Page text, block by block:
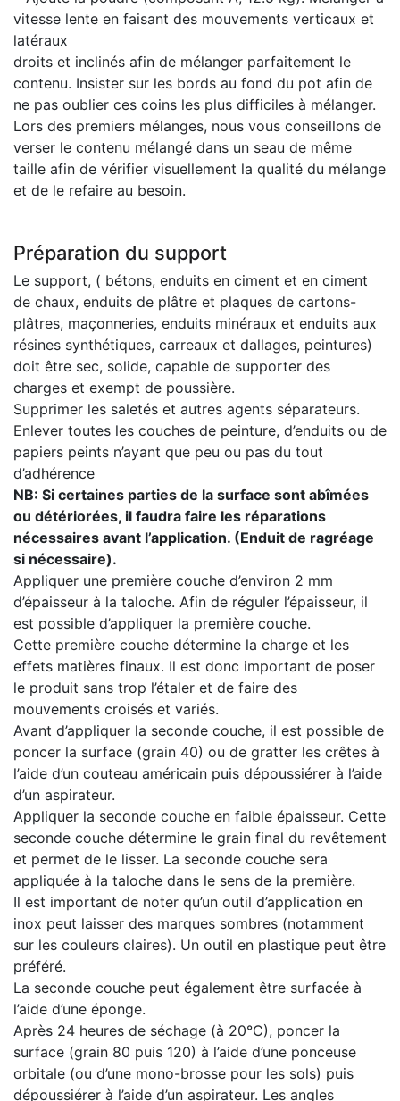
vitesse lente en faisant des mouvements verticaux et
latéraux
droits et inclinés afin de mélanger parfaitement le
contenu. Insister sur les bords au fond du pot afin de
ne pas oublier ces coins les plus difficiles à mélanger.
Lors des premiers mélanges, nous vous conseillons de
verser le contenu mélangé dans un seau de même
taille afin de vérifier visuellement la qualité du mélange
et de le refaire au besoin.
Préparation du support
Le support, ( bétons, enduits en ciment et en ciment
de chaux, enduits de plâtre et plaques de cartons-
plâtres, maçonneries, enduits minéraux et enduits aux
résines synthétiques, carreaux et dallages, peintures)
doit être sec, solide, capable de supporter des
charges et exempt de poussière.
Supprimer les saletés et autres agents séparateurs.
Enlever toutes les couches de peinture, d’enduits ou de
papiers peints n’ayant que peu ou pas du tout
d’adhérence
NB: Si certaines parties de la surface sont abîmées
ou détériorées, il faudra faire les réparations
nécessaires avant l’application. (Enduit de ragréage
si nécessaire).
Appliquer une première couche d’environ 2 mm
d’épaisseur à la taloche. Afin de réguler l’épaisseur, il
est possible d’appliquer la première couche.
Cette première couche détermine la charge et les
effets matières finaux. Il est donc important de poser
le produit sans trop l’étaler et de faire des
mouvements croisés et variés.
Avant d’appliquer la seconde couche, il est possible de
poncer la surface (grain 40) ou de gratter les crêtes à
l’aide d’un couteau américain puis dépoussiérer à l’aide
d’un aspirateur.
Appliquer la seconde couche en faible épaisseur. Cette
seconde couche détermine le grain final du revêtement
et permet de le lisser. La seconde couche sera
appliquée à la taloche dans le sens de la première.
Il est important de noter qu’un outil d’application en
inox peut laisser des marques sombres (notamment
sur les couleurs claires). Un outil en plastique peut être
préféré.
La seconde couche peut également être surfacée à
l’aide d’une éponge.
Après 24 heures de séchage (à 20°C), poncer la
surface (grain 80 puis 120) à l’aide d’une ponceuse
orbitale (ou d’une mono-brosse pour les sols) puis
dépoussiérer à l’aide d’un aspirateur. Les angles